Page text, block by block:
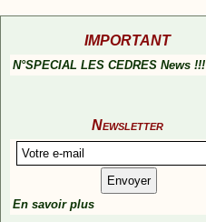
IMPORTANT
N°SPECIAL LES CEDRES News !!!
Newsletter
En savoir plus